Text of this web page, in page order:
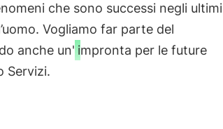
che sono successi negli ultimi
Vogliamo far parte del
anche un' impronta per le future
Servizi.